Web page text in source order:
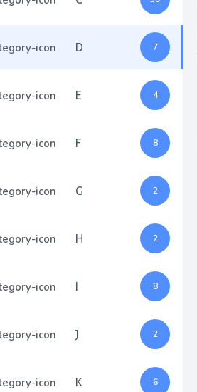
D 7
E 4
F 8
G 2
H 2
I 8
J 2
K 6